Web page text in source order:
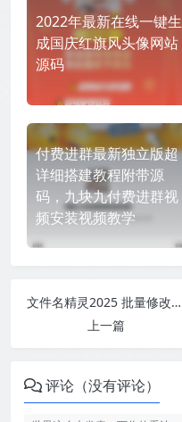
2022年最新在线一键生
成国庆红旗风头像网站
源码
付费进群最新独立版超
详细搭建教程附带源
码，九块九付费进群视
频安装视频教学
文件名精灵2025 批量修改文件名工具
上一篇
评论（没有评论）